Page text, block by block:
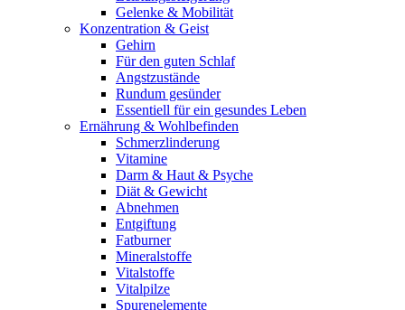
Gelenke & Mobilität
Konzentration & Geist
Gehirn
Für den guten Schlaf
Angstzustände
Rundum gesünder
Essentiell für ein gesundes Leben
Ernährung & Wohlbefinden
Schmerzlinderung
Vitamine
Darm & Haut & Psyche
Diät & Gewicht
Abnehmen
Entgiftung
Fatburner
Mineralstoffe
Vitalstoffe
Vitalpilze
Spurenelemente